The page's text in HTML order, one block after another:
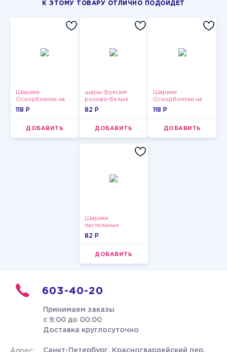
К ЭТОМУ ТОВАРУ ОТЛИЧНО ПОДОЙДЕТ
Шарики
Оскорблялки на
день рождения для
118 P
ДОБАВИТЬ
шары Фуксия-
розово-белые
пастельные
82 P
ДОБАВИТЬ
Шарики
Оскорблялки на
день рождения для
118 P
ДОБАВИТЬ
Шарики
пастельные
82 P
ДОБАВИТЬ
603-40-20
Принимаем заказы
с 9:00 до 00:00
Доставка круглосуточно
Санкт-Петербург, Красногвардейский пер.